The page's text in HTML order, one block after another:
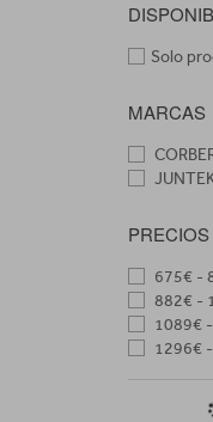
Solo
MARCAS
PRECIOS
675€ -
882€ -
1089€
1296€